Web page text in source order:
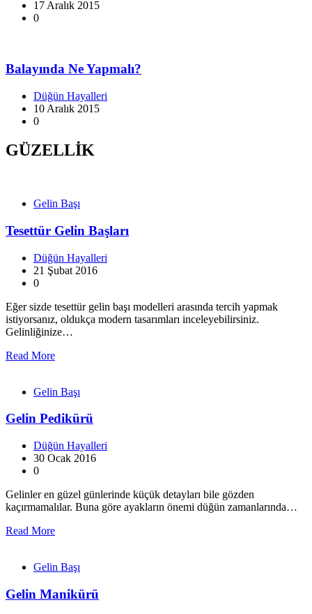
17 Aralık 2015
0
Balayında Ne Yapmalı?
Düğün Hayalleri
10 Aralık 2015
0
GÜZELLİK
Gelin Başı
Tesettür Gelin Başları
Düğün Hayalleri
21 Şubat 2016
0
Eğer sizde tesettür gelin başı modelleri arasında tercih yapmak
istiyorsanız, oldukça modern tasarımları inceleyebilirsiniz.
Gelinliğinize…
Read More
Gelin Başı
Gelin Pedikürü
Düğün Hayalleri
30 Ocak 2016
0
Gelinler en güzel günlerinde küçük detayları bile gözden
kaçırmamalılar. Buna göre ayakların önemi düğün zamanlarında…
Read More
Gelin Başı
Gelin Manikürü